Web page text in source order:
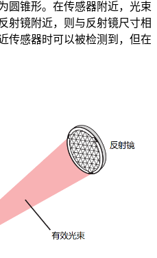
圆锥形。在传感器附近，光束
射镜附近，则与反射镜尺寸相
传感器时可以被检测到，但在